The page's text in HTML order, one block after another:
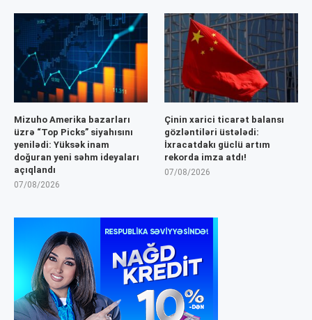
Mizuho Amerika bazarları
üzrə “Top Picks” siyahısını
yenilədi: Yüksək inam
doğuran yeni səhm ideyaları
açıqlandı
07/08/2026
Çinin xarici ticarət balansı
gözləntiləri üstələdi:
İxracatdakı güclü artım
rekorda imza atdı!
07/08/2026